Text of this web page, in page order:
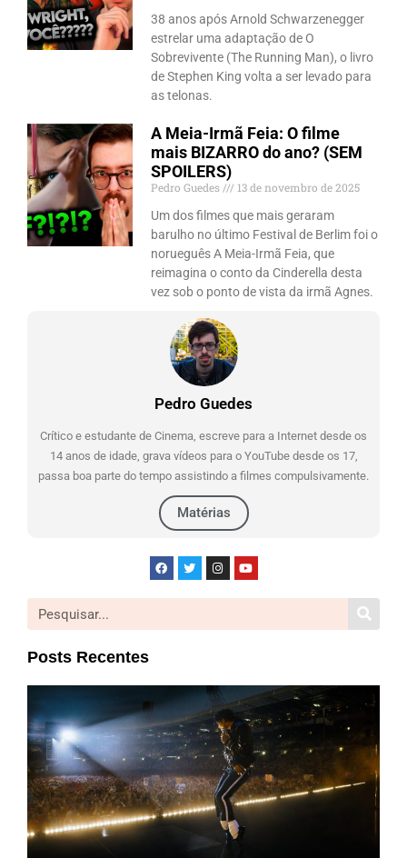
Pedro Guedes
Crítico e estudante de Cinema, escreve para a Internet desde os
14 anos de idade, grava vídeos para o YouTube desde os 17,
passa boa parte do tempo assistindo a filmes compulsivamente.
Matérias
Posts Recentes
38 anos após Arnold Schwarzenegger
estrelar uma adaptação de O
Sobrevivente (The Running Man), o livro
de Stephen King volta a ser levado para
as telonas.
A Meia-Irmã Feia: O filme
mais BIZARRO do ano? (SEM
SPOILERS)
Pedro Guedes
13 de novembro de 2025
Um dos filmes que mais geraram
barulho no último Festival de Berlim foi o
norueguês A Meia-Irmã Feia, que
reimagina o conto da Cinderella desta
vez sob o ponto de vista da irmã Agnes.